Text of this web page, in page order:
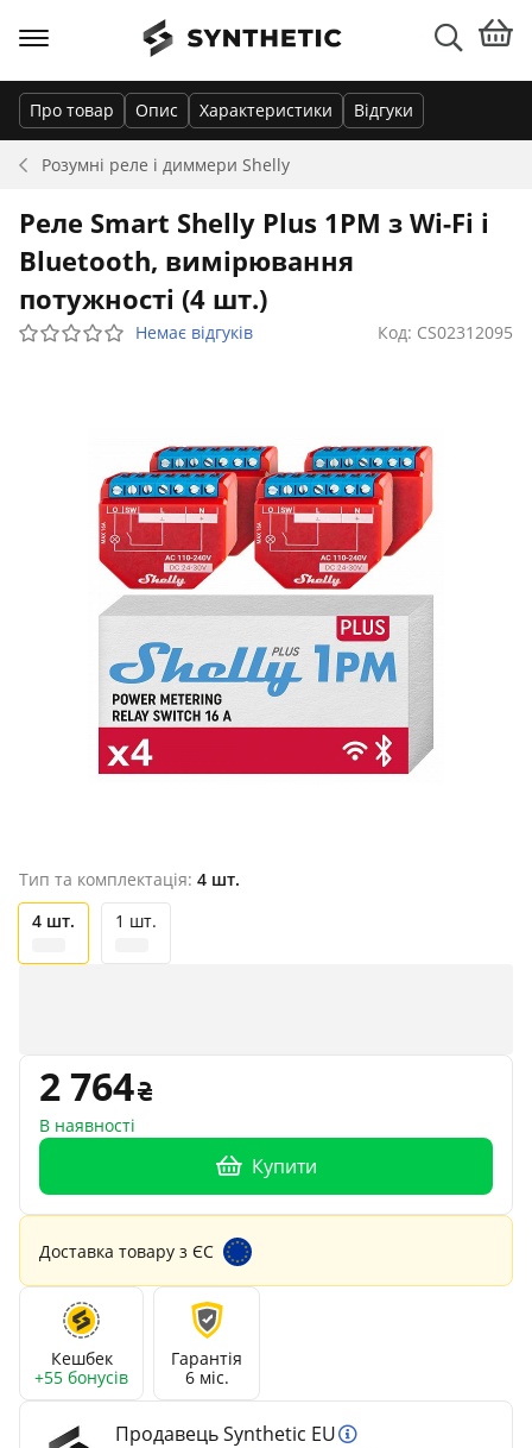
Розумні реле і диммери Shelly
Про товар Опис Характеристики Відгуки
Реле Smart Shelly Plus 1PM з Wi-Fi і
Bluetooth, вимірювання
потужності (4 шт.)
Немає відгуків Код: CS02312095
Тип та комплектація: 4 шт.
4 шт.
1 шт.
2 764
В наявності
Купити
Доставка товару з ЄС
Кешбек
+55 бонусів
Гарантія
6 міс.
Продавець Synthetic EU